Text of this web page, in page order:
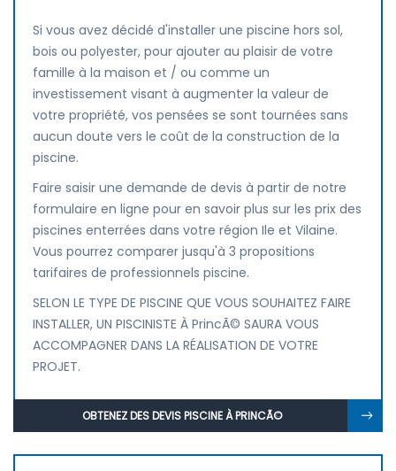
Si vous avez décidé d'installer une piscine hors sol,
bois ou polyester, pour ajouter au plaisir de votre
famille à la maison et / ou comme un
investissement visant à augmenter la valeur de
votre propriété, vos pensées se sont tournées sans
aucun doute vers le coût de la construction de la
piscine.
Faire saisir une demande de devis à partir de notre
formulaire en ligne pour en savoir plus sur les prix des
piscines enterrées dans votre région Ile et Vilaine.
Vous pourrez comparer jusqu'à 3 propositions
tarifaires de professionnels piscine.
SELON LE TYPE DE PISCINE QUE VOUS SOUHAITEZ FAIRE
INSTALLER, UN PISCINISTE À PrincÃ© SAURA VOUS
ACCOMPAGNER DANS LA RÉALISATION DE VOTRE
PROJET.
OBTENEZ DES DEVIS PISCINE À PRINCÃ©